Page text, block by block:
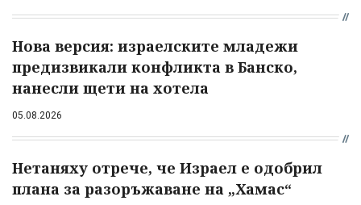
Нова версия: израелските младежи
предизвикали конфликта в Банско,
нанесли щети на хотела
05.08.2026
Нетаняху отрече, че Израел е одобрил
плана за разоръжаване на „Хамас“